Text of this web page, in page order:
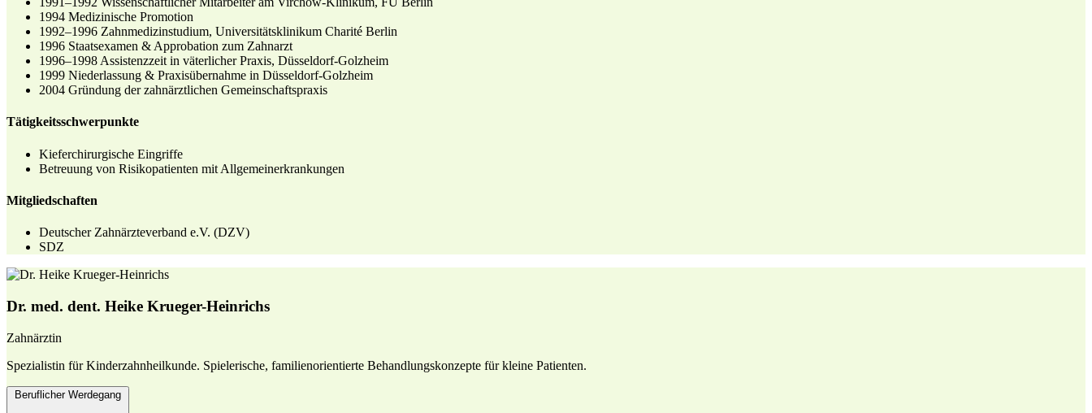
1994 Medizinische Promotion
1992–1996 Zahnmedizinstudium, Universitätsklinikum Charité Berlin
1996 Staatsexamen & Approbation zum Zahnarzt
1996–1998 Assistenzzeit in väterlicher Praxis, Düsseldorf-Golzheim
1999 Niederlassung & Praxisübernahme in Düsseldorf-Golzheim
2004 Gründung der zahnärztlichen Gemeinschaftspraxis
Tätigkeitsschwerpunkte
Kieferchirurgische Eingriffe
Betreuung von Risikopatienten mit Allgemeinerkrankungen
Mitgliedschaften
Deutscher Zahnärzteverband e.V. (DZV)
SDZ
Dr. med. dent. Heike Krueger-Heinrichs
Zahnärztin
Spezialistin für Kinderzahnheilkunde. Spielerische, familienorientierte Behandlungskonzepte für kleine Patienten.
Beruflicher Werdegang